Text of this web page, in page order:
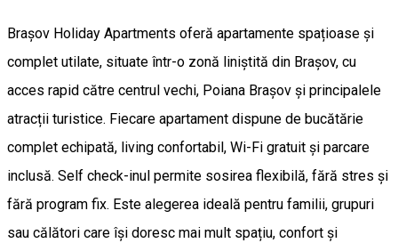
Brașov Holiday Apartments oferă apartamente spațioase și
complet utilate, situate într-o zonă liniștită din Brașov, cu
acces rapid către centrul vechi, Poiana Brașov și principalele
atracții turistice. Fiecare apartament dispune de bucătărie
complet echipată, living confortabil, Wi-Fi gratuit și parcare
inclusă. Self check-inul permite sosirea flexibilă, fără stres și
fără program fix. Este alegerea ideală pentru familii, grupuri
sau călători care își doresc mai mult spațiu, confort și